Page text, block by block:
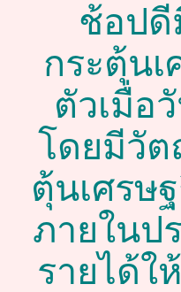
ช้อปดี
กระตุ้น
ตัวเมื่อ
โดยมีวัต
ตุ้นเศรษ
ภายในป
รายได้ใ